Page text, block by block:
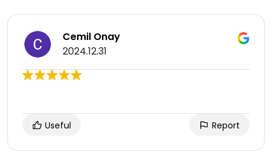
Cemil Onay
2024.12.31
Useful Report